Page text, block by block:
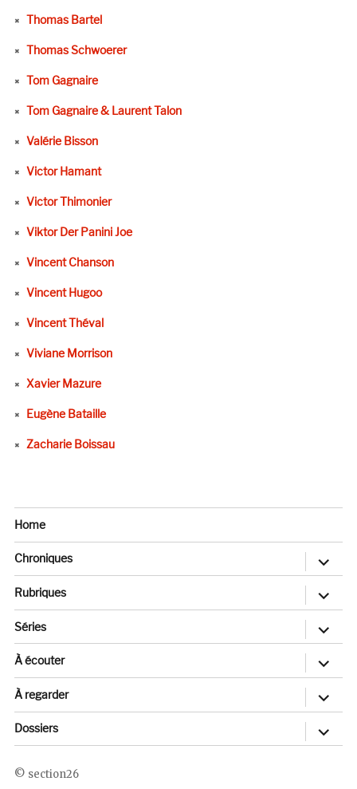
Thomas Bartel
Thomas Schwoerer
Tom Gagnaire
Tom Gagnaire & Laurent Talon
Valérie Bisson
Victor Hamant
Victor Thimonier
Viktor Der Panini Joe
Vincent Chanson
Vincent Hugoo
Vincent Théval
Viviane Morrison
Xavier Mazure
Eugène Bataille
Zacharie Boissau
Home
Chroniques
ouvrir
sous-
menu
Rubriques
ouvrir
sous-
menu
Séries
ouvrir
sous-
menu
À écouter
ouvrir
le
sous-
menu
À regarder
ouvrir
sous-
menu
Dossiers
ouvrir
sous-
section26